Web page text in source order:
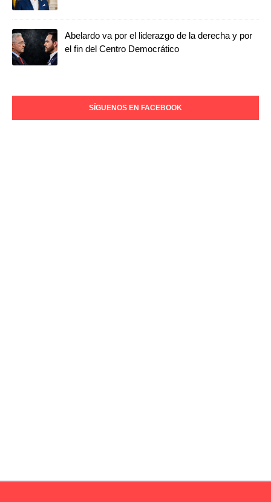
Abelardo va por el liderazgo de la derecha y por
el fin del Centro Democrático
SÍGUENOS EN FACEBOOK